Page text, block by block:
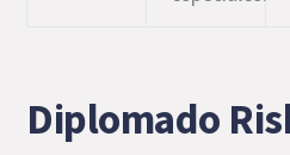
Diplomado